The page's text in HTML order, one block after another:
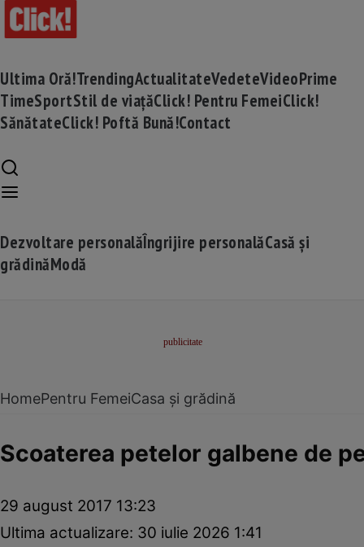
Ultima Oră!TrendingActualitateVedeteVideoPrime
TimeSportStil de viațăClick! Pentru FemeiClick!
SănătateClick! Poftă Bună!Contact
Dezvoltare personalăÎngrijire personalăCasă și
grădinăModă
HomePentru FemeiCasa și grădină
Scoaterea petelor galbene de
29 august 2017 13:23
Ultima actualizare: 30 iulie 2026 1:41